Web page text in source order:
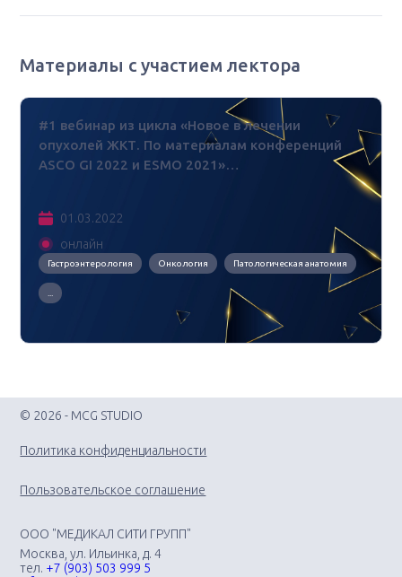
Материалы с участием лектора
#1 вебинар из цикла «Новое в лечении
опухолей ЖКТ. По материалам конференций
ASCO GI 2022 и ESMO 2021»…
01.03.2022
онлайн
Гастроэнтерология Онкология Патологическая анатомия
© 2026 - MCG STUDIO
Политика конфиденциальности
Пользовательское соглашение
ООО "МЕДИКАЛ СИТИ ГРУПП"
Москва, ул. Ильинка, д. 4
тел. +7 (903) 503 999 5